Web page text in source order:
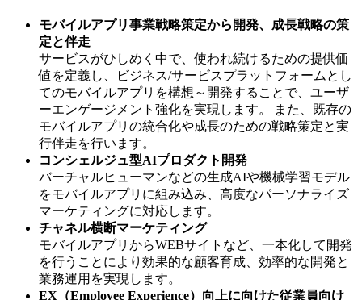
モバイルアプリ事業戦略策定から開発、成長戦略の策
定と伴走
サービスがひしめく中で、使われ続けるための提供価
値を定義し、ビジネス/サービスプラットフォームとし
てのモバイルアプリを構想～開発することで、ユーザ
ーエンゲージメント強化を実現します。 また、既存の
モバイルアプリの統合化や成長のための戦略策定と実
行伴走を行います。
コンシェルジュ型AIプロダクト開発
バーチャルヒューマンなどの生成AIや機械学習モデル
をモバイルアプリに組み込み、高度なパーソナライズ
マーケティングに対応します。
チャネル横断マーケティング
モバイルアプリからWEBサイトなど、一本化して開発
を行うことにより効果的な顧客育成、効率的な開発と
業務運用を実現します。
EX（Employee Experience）向上に向けた従業員向け